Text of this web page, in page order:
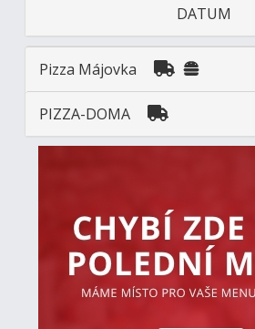
DATUM
Pizza Májovka
PIZZA-DOMA